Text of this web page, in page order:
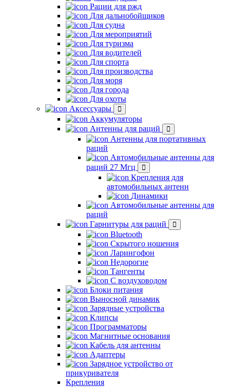
Рации для ржд
Для дальнобойщиков
Для судна
Для мероприятий
Для туризма
Для водителей
Для спорта
Для производства
Для моря
Для города
Для охоты
Аксессуары
Аккумуляторы
Антенны для раций
Антенны для портативных
раций
Автомобильные антенны для
раций 27 Мгц
Крепления для
автомобильных антенн
Динамики
Автомобильные антенны для
раций
Гарнитуры для раций
Bluetooth
Скрытого ношения
Ларингофон
Недорогие
Тангенты
С воздуховодом
Блоки питания
Выносной динамик
Зарядные устройства
Клипсы
Программаторы
Магнитные основания
Кабель для антенны
Адаптеры
Зарядное устройство от
прикуривателя
Крепления